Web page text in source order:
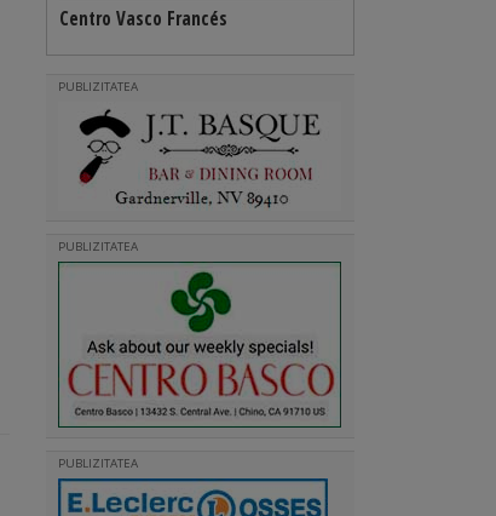
Centro Vasco Francés
PUBLIZITATEA
PUBLIZITATEA
PUBLIZITATEA